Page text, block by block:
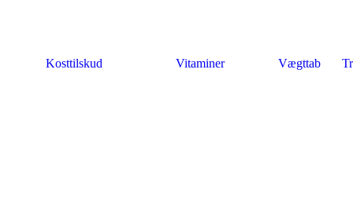
Kosttilskud Vitaminer Vægttab